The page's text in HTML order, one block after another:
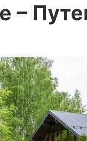
– места,
посещения